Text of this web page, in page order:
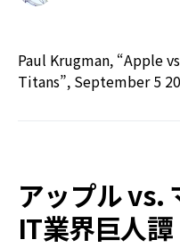
Paul Krugman, “Apple
Titans”, September 5
アップル vs.
IT業界巨人譚